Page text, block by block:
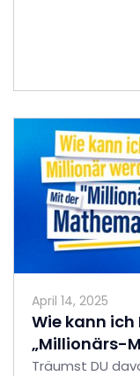
April 14, 2025
Wie kann
„Millionärs-
Träumst DU